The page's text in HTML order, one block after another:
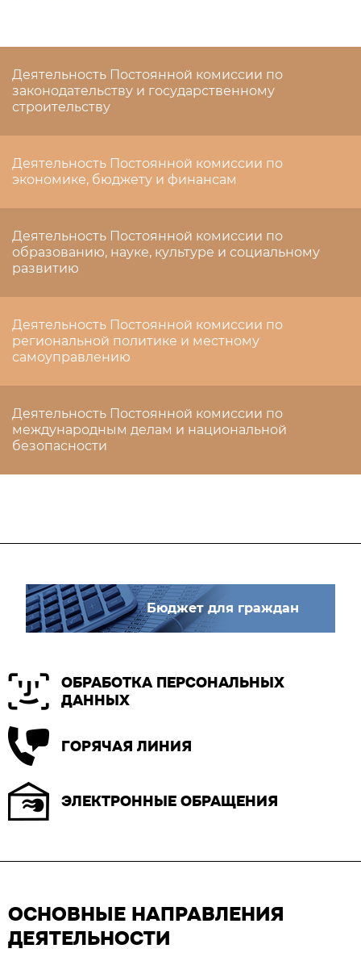
Деятельность Постоянной комиссии по
законодательству и государственному
строительству
Деятельность Постоянной комиссии по
экономике, бюджету и финансам
Деятельность Постоянной комиссии по
образованию, науке, культуре и социальному
развитию
Деятельность Постоянной комиссии по
региональной политике и местному
самоуправлению
Деятельность Постоянной комиссии по
международным делам и национальной
безопасности
Бюджет для граждан
ОБРАБОТКА ПЕРСОНАЛЬНЫХ
ДАННЫХ
ГОРЯЧАЯ ЛИНИЯ
ЭЛЕКТРОННЫЕ ОБРАЩЕНИЯ
ОСНОВНЫЕ НАПРАВЛЕНИЯ
ДЕЯТЕЛЬНОСТИ